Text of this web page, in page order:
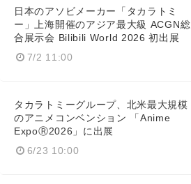
日本のアソビメーカー「タカラトミ
ー」上海開催のアジア最大級 ACGN総
合展示会 Bilibili World 2026 初出展
7/2 11:00
タカラトミーグループ、北米最大規模
のアニメコンベンション 「Anime
ExpoⓇ2026」に出展
6/23 10:00